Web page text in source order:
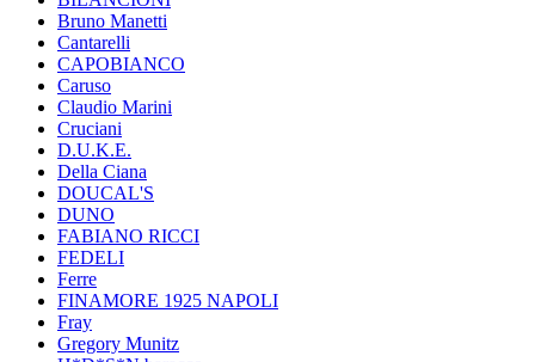
Bruno Manetti
Cantarelli
CAPOBIANCO
Caruso
Claudio Marini
Cruciani
D.U.K.E.
Della Ciana
DOUCAL'S
DUNO
FABIANO RICCI
FEDELI
Ferre
FINAMORE 1925 NAPOLI
Fray
Gregory Munitz